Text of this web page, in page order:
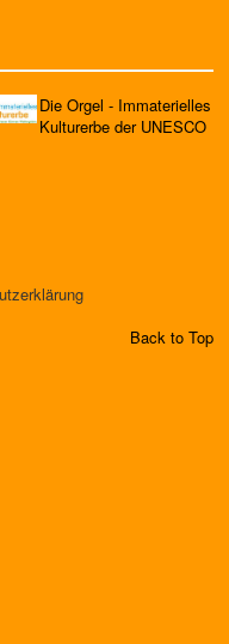
Die Orgel - Immaterielles
Kulturerbe der UNESCO
Back to Top